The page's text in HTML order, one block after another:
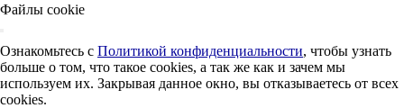
Файлы cookie
Ознакомьтесь с Политикой конфиденциальности, чтобы узнать
больше о том, что такое cookies, а так же как и зачем мы
используем их. Закрывая данное окно, вы отказываетесь от всех
cookies.